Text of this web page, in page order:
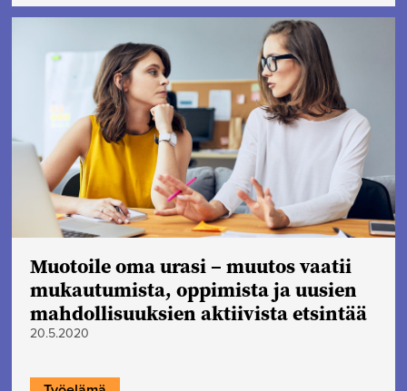
Muotoile oma urasi – muutos vaatii
mukautumista, oppimista ja uusien
mahdollisuuksien aktiivista etsintää
20.5.2020